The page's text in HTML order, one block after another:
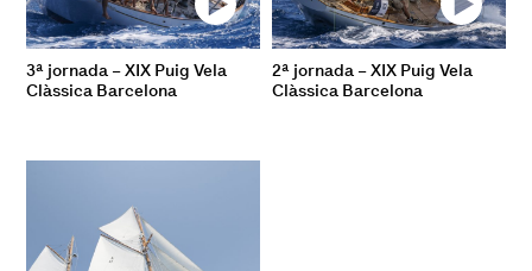
3ª jornada – XIX Puig Vela
Clàssica Barcelona
2ª jornada – XIX Puig Vela
Clàssica Barcelona